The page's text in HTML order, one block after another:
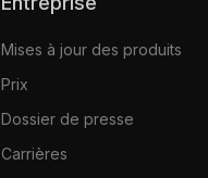
Mises à jour des produits
Prix
Dossier de presse
Carrières